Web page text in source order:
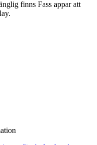
finns Fass appar att